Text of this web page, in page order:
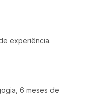
experiência.
6 meses de